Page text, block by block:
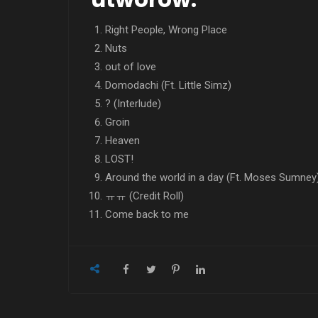
Right People, Wrong Place
Nuts
​​out of love
Domodachi (Ft. Little Simz)
? (Interlude)
Groin
Heaven
LOST!
Around the world in a day (Ft. Moses
ㅠㅠ (Credit Roll)
Come back to me